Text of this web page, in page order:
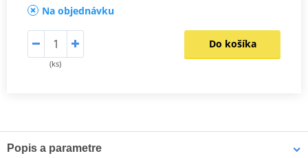
Na objednávku
(ks)
Do košíka
Popis a parametre